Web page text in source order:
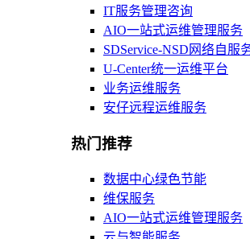
IT服务管理咨询
AIO一站式运维管理服务
SDService-NSD网络自服
U-Center统一运维平台
业务运维服务
安仔远程运维服务
热门推荐
数据中心绿色节能
维保服务
AIO一站式运维管理服务